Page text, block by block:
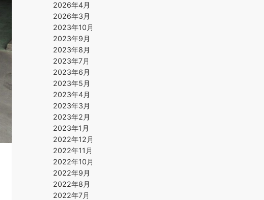
2026年4月
2026年3月
2023年10月
2023年9月
2023年8月
2023年7月
2023年6月
2023年5月
2023年4月
2023年3月
2023年2月
2023年1月
2022年12月
2022年11月
2022年10月
2022年9月
2022年8月
2022年7月